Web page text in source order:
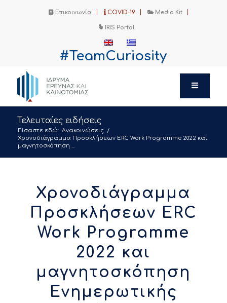
Επικοινωνία COVID-19 Media Kit
IRIS Portal
#TeamCuriosity
Τελευταίες ειδήσεις
Είσαστε εδώ: Ανακοινώσεις /
Χρονοδιάγραμμα Προσκλήσεων ERC Work Programme 2022 και
μαγνητοσκόπηση ...
Χρονοδιάγραμμα
Προσκλήσεων ERC
Work Programme
2022 και
μαγνητοσκόπηση
Ενημερωτικής